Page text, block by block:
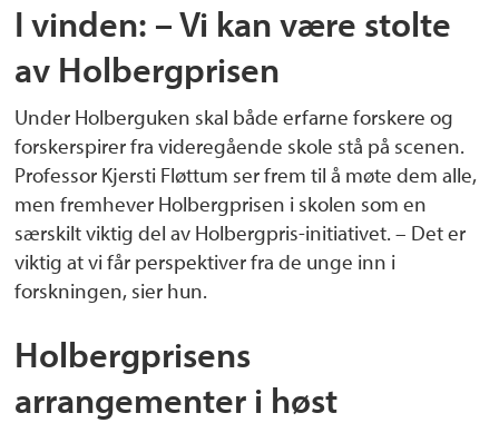
I vinden: – Vi kan være stolte
av Holbergprisen
Under Holberguken skal både erfarne forskere og
forskerspirer fra videregående skole stå på scenen.
Professor Kjersti Fløttum ser frem til å møte dem alle,
men fremhever Holbergprisen i skolen som en
særskilt viktig del av Holbergpris-initiativet. – Det er
viktig at vi får perspektiver fra de unge inn i
forskningen, sier hun.
Holbergprisens
arrangementer i høst